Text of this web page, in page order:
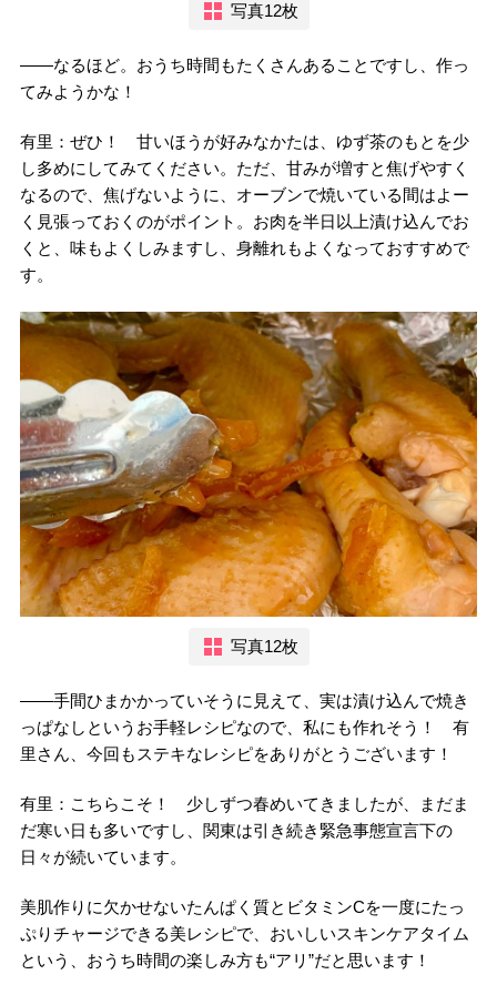
写真12枚
――なるほど。おうち時間もたくさんあることですし、作っ
てみようかな！
有里：ぜひ！ 甘いほうが好みなかたは、ゆず茶のもとを少
し多めにしてみてください。ただ、甘みが増すと焦げやすく
なるので、焦げないように、オーブンで焼いている間はよー
く見張っておくのがポイント。お肉を半日以上漬け込んでお
くと、味もよくしみますし、身離れもよくなっておすすめで
す。
写真12枚
――手間ひまかかっていそうに見えて、実は漬け込んで焼き
っぱなしというお手軽レシピなので、私にも作れそう！ 有
里さん、今回もステキなレシピをありがとうございます！
有里：こちらこそ！ 少しずつ春めいてきましたが、まだま
だ寒い日も多いですし、関東は引き続き緊急事態宣言下の
日々が続いています。
美肌作りに欠かせないたんぱく質とビタミンCを一度にたっ
ぷりチャージできる美レシピで、おいしいスキンケアタイム
という、おうち時間の楽しみ方も“アリ”だと思います！